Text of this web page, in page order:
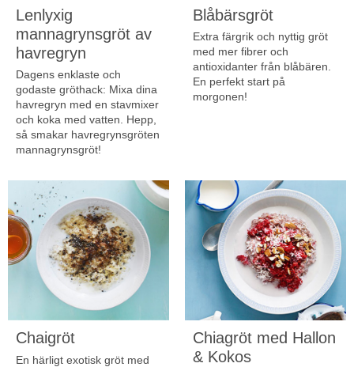
Lenlyxig
mannagrynsgröt av
havregryn
Dagens enklaste och
godaste gröthack: Mixa dina
havregryn med en stavmixer
och koka med vatten. Hepp,
så smakar havregrynsgröten
mannagrynsgröt!
Blåbärsgröt
Extra färgrik och nyttig gröt
med mer fibrer och
antioxidanter från blåbären.
En perfekt start på
morgonen!
Chaigröt
En härligt exotisk gröt med
Chiagröt med Hallon
& Kokos